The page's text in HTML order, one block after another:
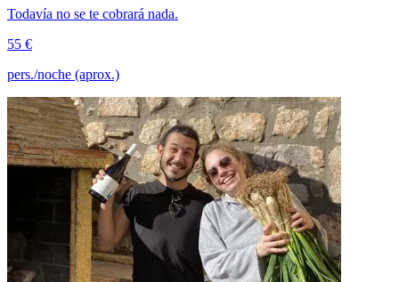
Todavía no se te cobrará nada.
55 €
pers./noche (aprox.)